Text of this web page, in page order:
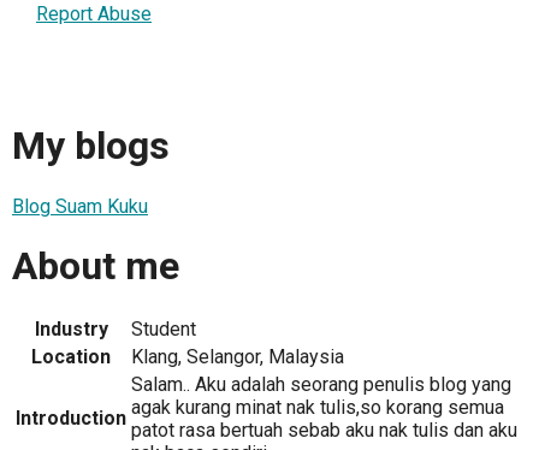
Report Abuse
My blogs
Blog Suam Kuku
About me
Industry
Student
Location
Klang, Selangor, Malaysia
Introduction
Salam.. Aku adalah seorang penulis blog yang
agak kurang minat nak tulis,so korang semua
patot rasa bertuah sebab aku nak tulis dan aku